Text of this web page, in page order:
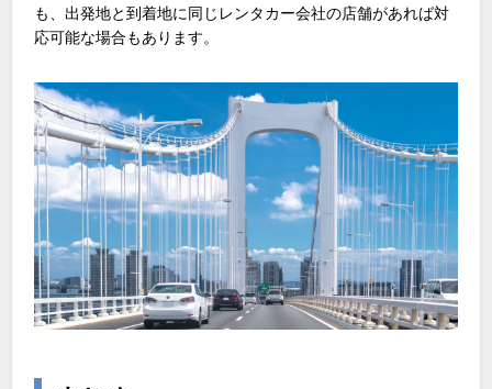
も、出発地と到着地に同じレンタカー会社の店舗があれば対
応可能な場合もあります。